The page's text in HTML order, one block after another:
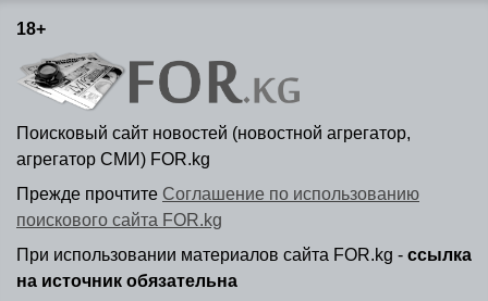
18+
Поисковый сайт новостей (новостной агрегатор,
агрегатор СМИ) FOR.kg
Прежде прочтите Соглашение по использованию
поискового сайта FOR.kg
При использовании материалов сайта FOR.kg - ссылка
на источник обязательна